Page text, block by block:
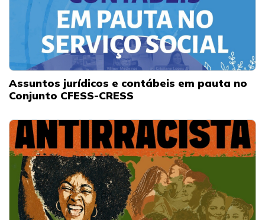
Assuntos jurídicos e contábeis em pauta no
Conjunto CFESS-CRESS